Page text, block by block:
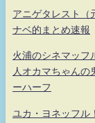
アニゲタレスト
ナベ的まとめ速報
火浦のシネマッフ
人オカマちゃんの
ーハーフ
ユカ・ヨネッフル